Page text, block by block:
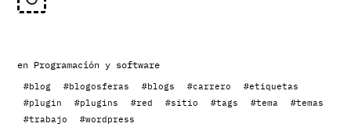
en Programación y software
#blog #blogosferas #blogs #carrero
#etiquetas
#plugin
#plugins #red #sitio #tags #tema
#temas
#trabajo
#wordpress